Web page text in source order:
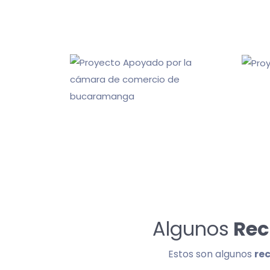
Algunos
Estos son algunos